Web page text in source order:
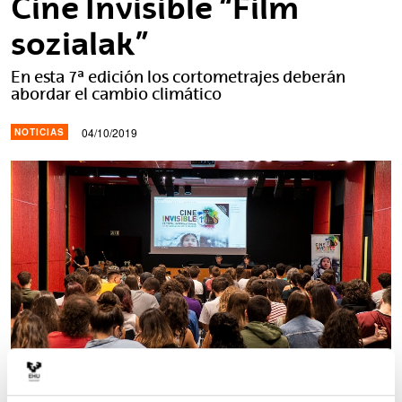
Cine Invisible “Film
sozialak”
En esta 7ª edición los cortometrajes deberán
abordar el cambio climático
NOTICIAS 04/10/2019